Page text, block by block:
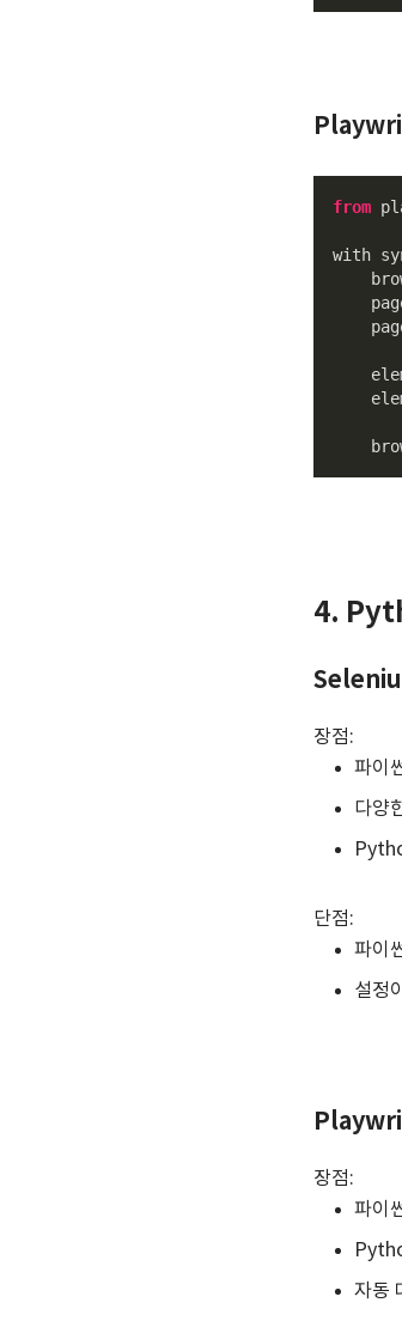
from
with
4.
장점:
파이
다양
단점:
파이
설정
장점:
파이
자동